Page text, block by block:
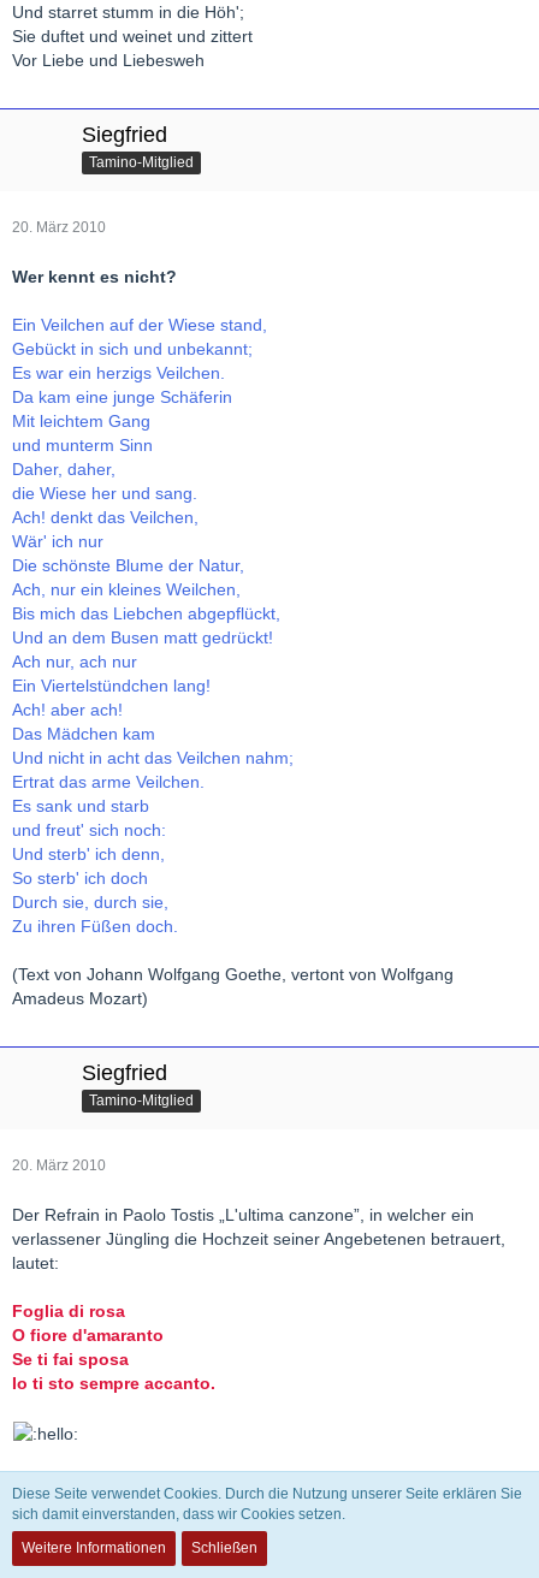
Und starret stumm in die Höh';
Sie duftet und weinet und zittert
Vor Liebe und Liebesweh
Siegfried
Tamino-Mitglied
20. März 2010
Wer kennt es nicht?
Ein Veilchen auf der Wiese stand,
Gebückt in sich und unbekannt;
Es war ein herzigs Veilchen.
Da kam eine junge Schäferin
Mit leichtem Gang
und munterm Sinn
Daher, daher,
die Wiese her und sang.
Ach! denkt das Veilchen,
Wär' ich nur
Die schönste Blume der Natur,
Ach, nur ein kleines Weilchen,
Bis mich das Liebchen abgepflückt,
Und an dem Busen matt gedrückt!
Ach nur, ach nur
Ein Viertelstündchen lang!
Ach! aber ach!
Das Mädchen kam
Und nicht in acht das Veilchen nahm;
Ertrat das arme Veilchen.
Es sank und starb
und freut' sich noch:
Und sterb' ich denn,
So sterb' ich doch
Durch sie, durch sie,
Zu ihren Füßen doch.
(Text von Johann Wolfgang Goethe, vertont von Wolfgang
Amadeus Mozart)
Siegfried
Tamino-Mitglied
20. März 2010
Der Refrain in Paolo Tostis „L'ultima canzone”, in welcher ein
verlassener Jüngling die Hochzeit seiner Angebetenen betrauert,
lautet:
Foglia di rosa
O fiore d'amaranto
Se ti fai sposa
Io ti sto sempre accanto.
santoliquido
Tamino-Mitglied
Diese Seite verwendet Cookies. Durch die Nutzung unserer Seite erklären Sie
sich damit einverstanden, dass wir Cookies setzen.
Weitere Informationen
Schließen